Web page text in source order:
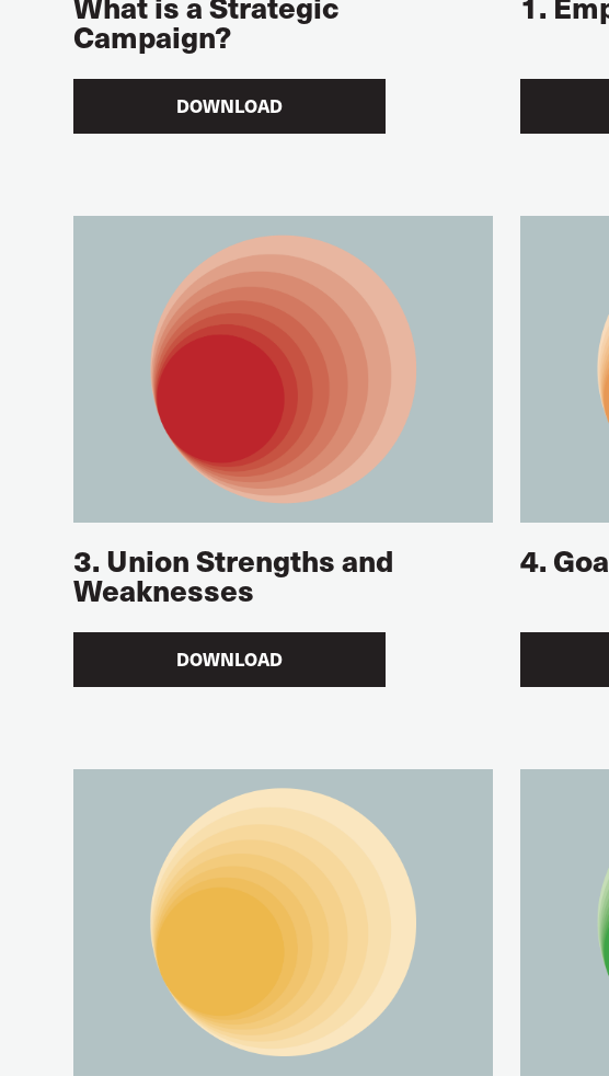
Campaign?
DOWNLOAD
3. Union Strengths and
Weaknesses
DOWNLOAD
4.